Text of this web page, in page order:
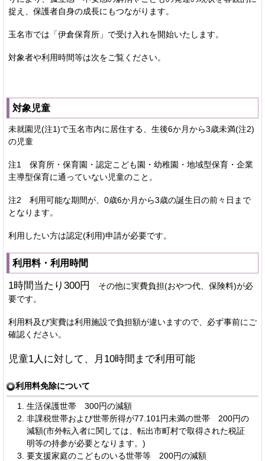
捉え、保護者自身の成長にもつながります。
玉名市では「伊倉保育所」で受け入れを開始いたします。
対象者や利用時間等は次をご覧ください。
対象児童
未就園児(注1)で玉名市内に居住する、生後6か月から3歳未満(注2)
の児童
注1 保育所・保育園・認定こども園・幼稚園・地域型保育・企業
主導型保育に通っていない児童のこと。
注2 利用可能な期間が、0歳6か月から3歳の誕生日の前々日まで
となります。
利用したい方は認定(利用)申請が必要です。
利用料・利用時間
1時間当たり300円
その他に実費負担(おやつ代、保険料)が必
要です。
利用料及び実費は利用施設で負担額が違いますので、必ず事前にご
確認ください。
児童1人に対して、月10時間まで利用可能
利用料免除について
生活保護世帯 300円の減額
非課税世帯および世帯所得が77.101円未満の世帯 200円の
減額(市外転入者に関しては、転出市町村で取得された税証
明等の持参が必要となります。)
要支援家庭のこどものいる世帯等 200円の減額